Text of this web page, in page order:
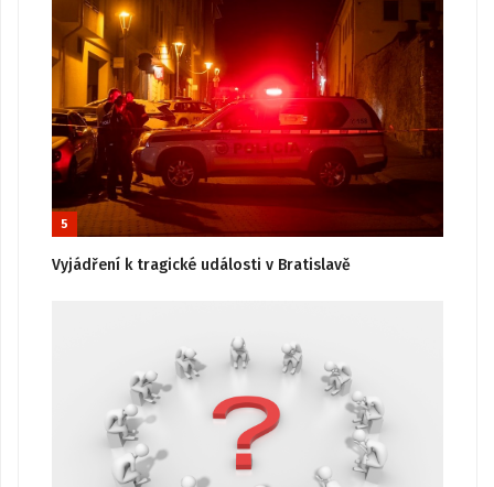
5
Vyjádření k tragické události v Bratislavě